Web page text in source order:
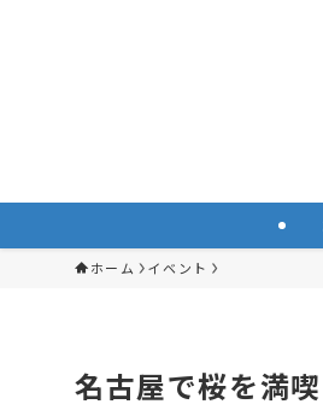
ホーム イベント
名古屋で桜を満